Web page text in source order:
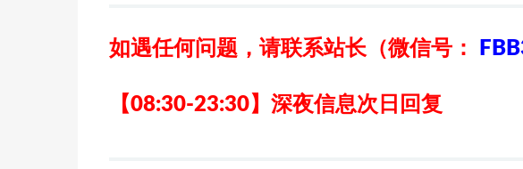
如遇任何问题，请联系站长（微信号：
【08:30-23:30】深夜信息次日回复